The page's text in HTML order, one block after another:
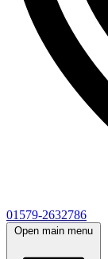
01579-2632786
Open main menu